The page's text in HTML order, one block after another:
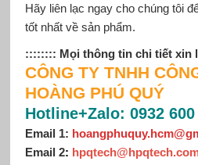
Hãy liên lạc ngay cho chúng tôi
tốt nhất về sản phẩm.
:::::::: Mọi thông tin chi tiết xin
CÔNG TY TNHH
HOÀNG PHÚ QUÝ
Hotline+Zalo: 0932
Email 1:
Email 2: